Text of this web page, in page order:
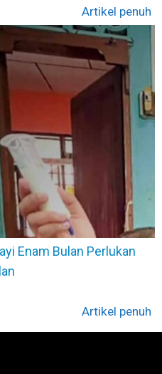
Artikel penuh
Enam Bulan Perlukan
Artikel penuh